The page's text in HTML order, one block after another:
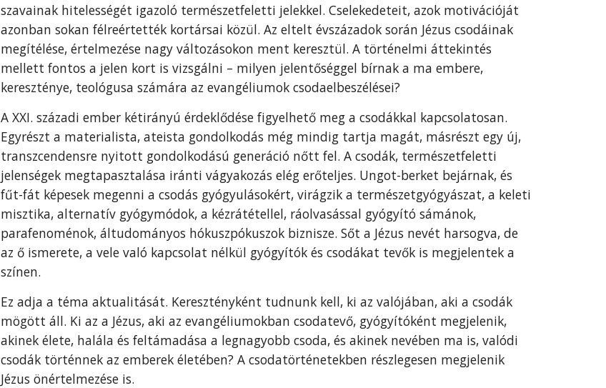
szavainak hitelességét igazoló természetfeletti jelekkel. Cselekedeteit, azok motivációját
azonban sokan félreértették kortársai közül. Az eltelt évszázadok során Jézus csodáinak
megítélése, értelmezése nagy változásokon ment keresztül. A történelmi áttekintés
mellett fontos a jelen kort is vizsgálni – milyen jelentőséggel bírnak a ma embere,
kereszténye, teológusa számára az evangéliumok csodaelbeszélései?
A XXI. századi ember kétirányú érdeklődése figyelhető meg a csodákkal kapcsolatosan.
Egyrészt a materialista, ateista gondolkodás még mindig tartja magát, másrészt egy új,
transzcendensre nyitott gondolkodású generáció nőtt fel. A csodák, természetfeletti
jelenségek megtapasztalása iránti vágyakozás elég erőteljes. Ungot-berket bejárnak, és
fűt-fát képesek megenni a csodás gyógyulásokért, virágzik a természetgyógyászat, a keleti
misztika, alternatív gyógymódok, a kézrátétellel, ráolvasással gyógyító sámánok,
parafenoménok, áltudományos hókuszpókuszok biznisze. Sőt a Jézus nevét harsogva, de
az ő ismerete, a vele való kapcsolat nélkül gyógyítók és csodákat tevők is megjelentek a
színen.
Ez adja a téma aktualitását. Keresztényként tudnunk kell, ki az valójában, aki a csodák
mögött áll. Ki az a Jézus, aki az evangéliumokban csodatevő, gyógyítóként megjelenik,
akinek élete, halála és feltámadása a legnagyobb csoda, és akinek nevében ma is, valódi
csodák történnek az emberek életében? A csodatörténetekben részlegesen megjelenik
Jézus önértelmezése is.